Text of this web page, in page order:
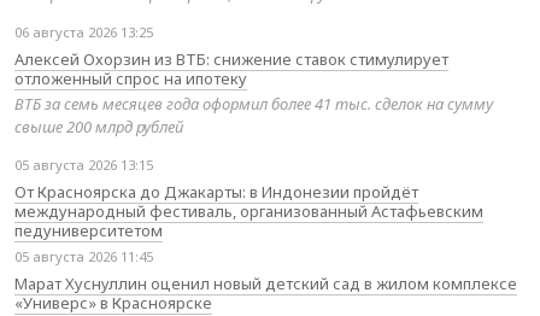
06 августа 2026 13:25
Алексей Охорзин из ВТБ: снижение ставок стимулирует
отложенный спрос на ипотеку
ВТБ за семь месяцев года оформил более 41 тыс. сделок на сумму
свыше 200 млрд рублей
05 августа 2026 13:15
От Красноярска до Джакарты: в Индонезии пройдёт
международный фестиваль, организованный Астафьевским
педуниверситетом
05 августа 2026 11:45
Марат Хуснуллин оценил новый детский сад в жилом комплексе
«Универс» в Красноярске